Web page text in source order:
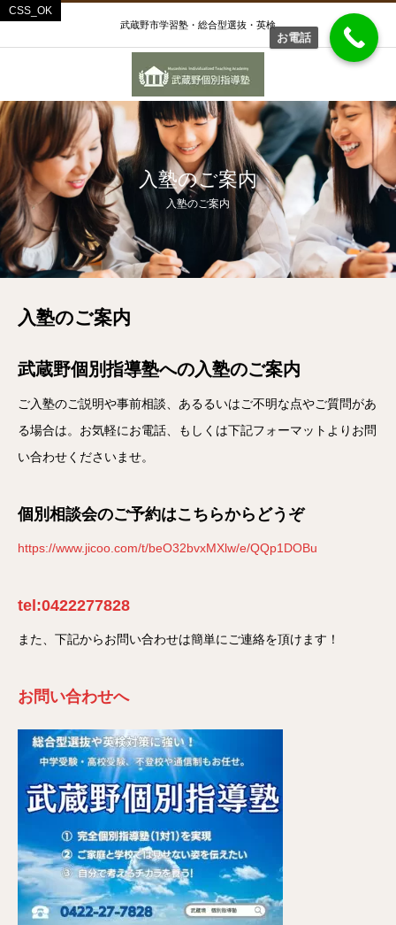
武蔵野市学習塾・総合型選抜・英検
入塾のご案内
入塾のご案内
入塾のご案内
武蔵野個別指導塾への入塾のご案内
ご入塾のご説明や事前相談、あるるいはご不明な点やご質問があ
る場合は。お気軽にお電話、もしくは下記フォーマットよりお問
い合わせくださいませ。
個別相談会のご予約はこちらからどうぞ
https://www.jicoo.com/t/beO32bvxMXlw/e/QQp1DOBu
tel:0422277828
また、下記からお問い合わせは簡単にご連絡を頂けます！
お問い合わせへ
お電話